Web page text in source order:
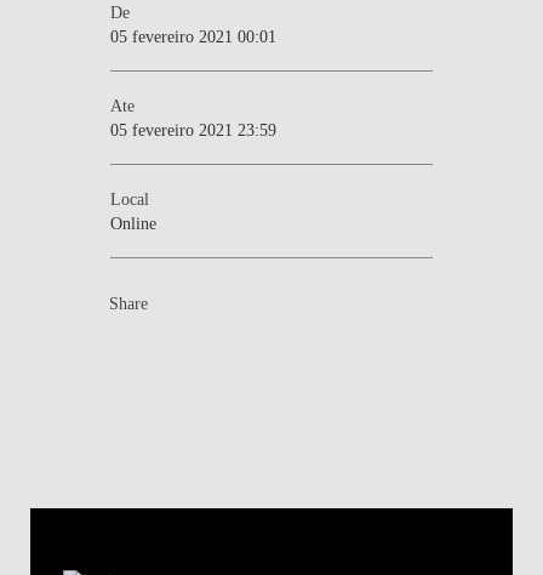
De
05 fevereiro 2021 00:01
Ate
05 fevereiro 2021 23:59
Local
Online
Share